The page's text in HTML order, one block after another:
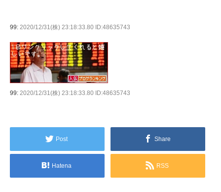
99: 2020/12/31(株) 23:18:33.80 ID:48635743
99: 2020/12/31(株) 23:18:33.80 ID:48635743
Post Share
Hatena RSS